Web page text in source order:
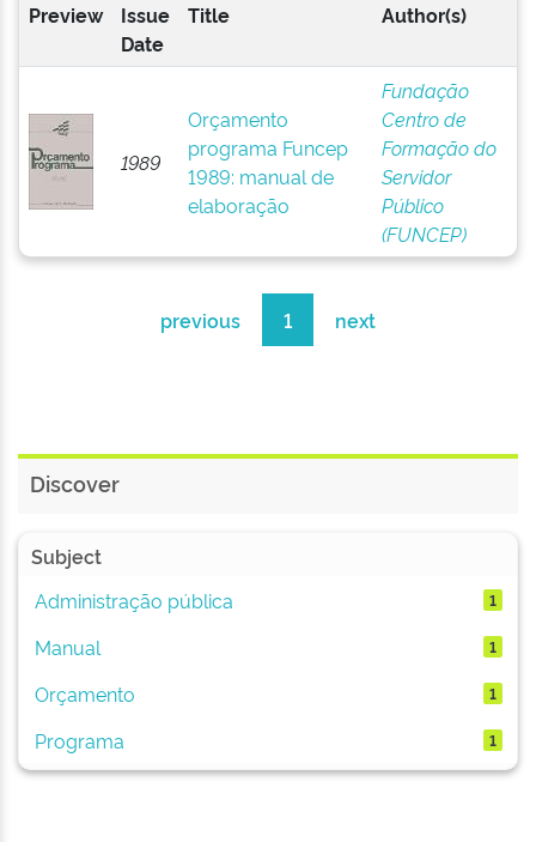
Preview
Issue
Date
Title Author(s)
1989
Orçamento
programa Funcep
1989: manual de
elaboração
Fundação
Centro de
Formação do
Servidor
Público
(FUNCEP)
previous 1 next
Discover
Subject
Administração pública
1
Manual 1
Orçamento 1
Programa 1